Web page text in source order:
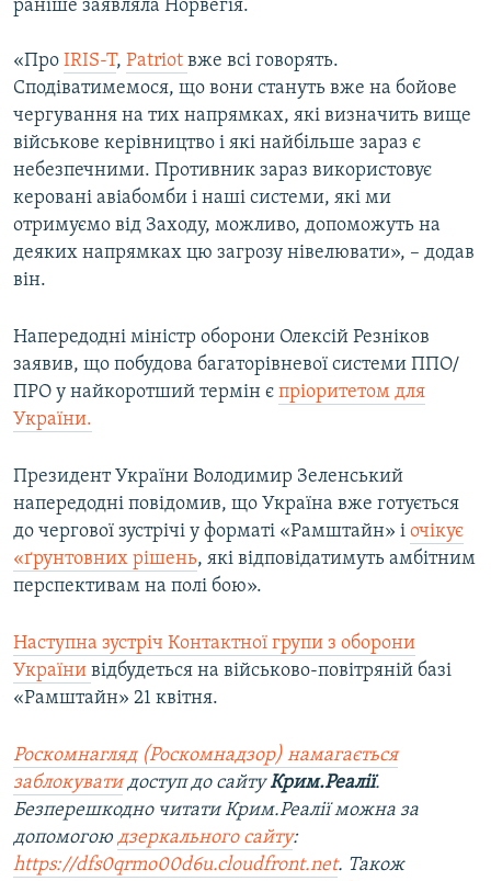
раніше заявляла Норвегія.
«Про IRIS-T, Patriot вже всі говорять.
Сподіватимемося, що вони стануть вже на бойове
чергування на тих напрямках, які визначить вище
військове керівництво і які найбільше зараз є
небезпечними. Противник зараз використовує
керовані авіабомби і наші системи, які ми
отримуємо від Заходу, можливо, допоможуть на
деяких напрямках цю загрозу нівелювати», – додав
він.
Напередодні міністр оборони Олексій Резніков
заявив, що побудова багаторівневої системи ППО/
ПРО у найкоротший термін є пріоритетом для
України.
Президент України Володимир Зеленський
напередодні повідомив, що Україна вже готується
до чергової зустрічі у форматі «Рамштайн» і очікує
«ґрунтовних рішень, які відповідатимуть амбітним
перспективам на полі бою».
Наступна зустріч Контактної групи з оборони
України відбудеться на військово-повітряній базі
«Рамштайн» 21 квітня.
Роскомнагляд (Роскомнадзор) намагається
заблокуватидоступ до сайтуКрим.Реалії.
Безперешкодно читати Крим.Реалії можна за
допомогою дзеркального сайту:
https://dfs0qrmo00d6u.cloudfront.net. Також